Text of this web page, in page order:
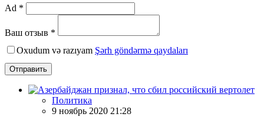
Ad *
Ваш отзыв *
Oxudum və razıyam Şərh göndərmə qaydaları
Отправить
Политика
9 ноябрь 2020 21:28